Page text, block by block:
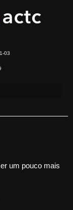
03
um pouco mais